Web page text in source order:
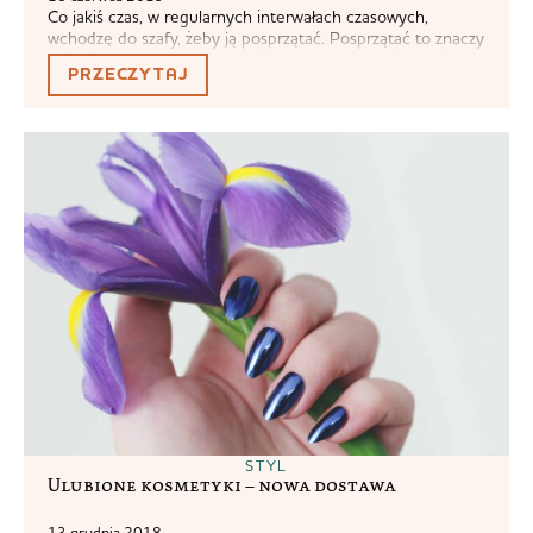
Co jakiś czas, w regularnych interwałach czasowych,
wchodzę do szafy, żeby ją posprzątać. Posprzątać to znaczy
głównie poprzerzucać ubrania z kąta w kąt, spróbować je
upchnąć na wieszakach. Uwalnia to zwykle przestrzeń
podłogową, ale nie ogarnia mi życia. Moja szafa jest
wychowywałam. Nie, to nie jest...
PRZECZYTAJ
STYL
Ulubione kosmetyki – nowa dostawa